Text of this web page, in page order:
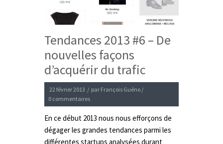
Tendances 2013 #6 – De
nouvelles façons
d’acquérir du trafic
22 février 2013 / par François Guéno /
0 commentaires
En ce début 2013 nous nous efforçons de
dégager les grandes tendances parmi les
différentes startups analysées durant